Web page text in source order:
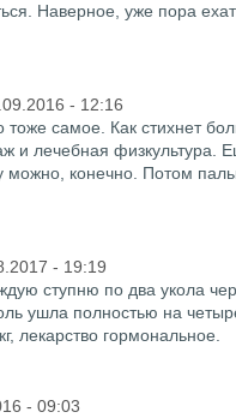
Наверное, уже пора
- 12:16
самое. Как стихнет
и лечебная физкультура.
можно, конечно. Потом
- 19:19
ступню по два укола
ушла полностью на
лекарство гормональное.
- 09:03